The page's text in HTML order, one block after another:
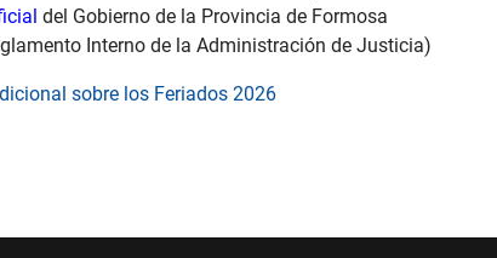
del Gobierno de la Provincia de Formosa
Interno de la Administración de Justicia)
sobre los Feriados 2026